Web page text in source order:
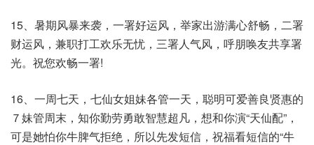
15、暑期风暴来袭，一署好运风，举家出游满心舒畅，二署
财运风，兼职打工欢乐无忧，三署人气风，呼朋唤友共享署
光。祝您欢畅一署!
16、一周七天，七仙女姐妹各管一天，聪明可爱善良贤惠的
７妹管周末，知你勤劳勇敢智慧超凡，想和你演“天仙配”，
可是她怕你牛脾气拒绝，所以先发短信，祝福看短信的“牛